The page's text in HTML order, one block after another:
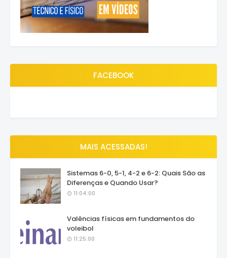
FACEBOOK
MAIS ACESSADAS!
Sistemas 6-0, 5-1, 4-2 e 6-2: Quais São as
Diferenças e Quando Usar?
11:04:00
Valências físicas em fundamentos do
voleibol
11:25:00